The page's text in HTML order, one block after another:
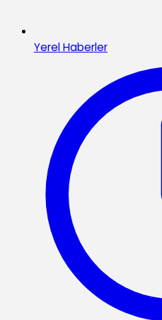
Yerel Haberler